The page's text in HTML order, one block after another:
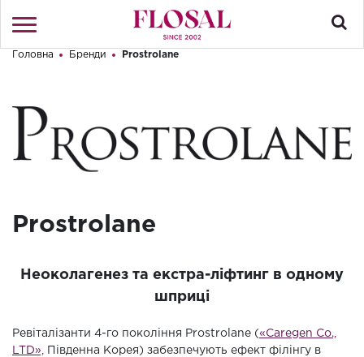
КАТАЛОГ
ПРО МАГАЗИН
ДОСТАВКА І ОПЛАТА
БРЕНДИ
Головна Бренди Prostrolane
Prostrolane
Неоколагенез та екстра-ліфтинг в одному
шприці
Ревіталізанти 4-го покоління Prostrolane ( «Caregen Co.,
LTD»,
Південна Корея) забезпечують ефект філінгу в